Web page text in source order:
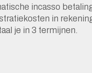
incasso
in
je in 3 termijnen.